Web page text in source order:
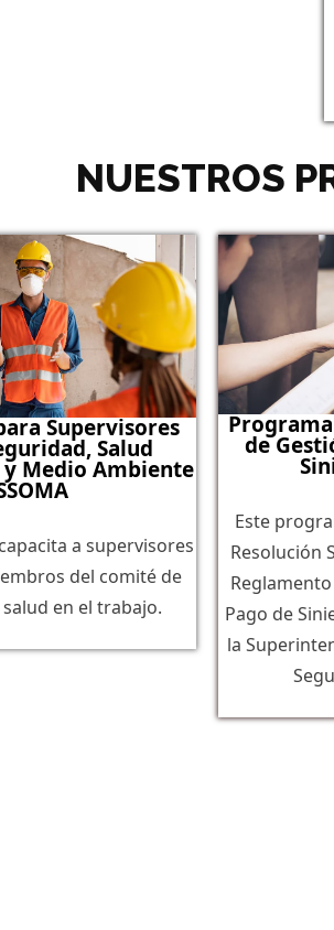
NUESTROS
Supervisores
Salud
Medio Ambiente
a supervisores
del comité de
en el trabajo.
de
Este
Resolución
Pago de
la